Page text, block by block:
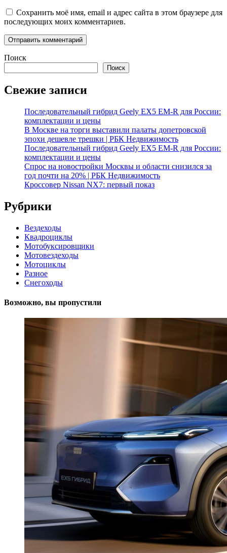
Сохранить моё имя, email и адрес сайта в этом браузере для
последующих моих комментариев.
Поиск
Поиск
Свежие записи
Последовательный гибрид Geely EX5 EM-R для России:
комплектации и цены
В Москве на торги выставили палаты допетровской
эпохи дешевле трешки | РБК Недвижимость
Последовательный гибрид Geely EX5 EM-R для России:
комплектации и цены
Спрос на новостройки Москвы и области снизился за
год почти на 20% | РБК Недвижимость
Кроссовер Nissan NX7: первый показ
Рубрики
Вездеходы
Квадроциклы
Мотобуксировщики
Мотовездеходы
Мотоциклы
Разное
Снегоходы
Возможно, вы пропустили